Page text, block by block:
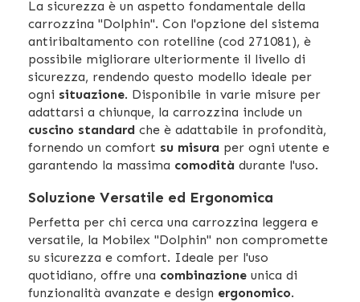
La sicurezza è un aspetto fondamentale della
carrozzina "Dolphin". Con l'opzione del sistema
antiribaltamento con rotelline (cod 271081), è
possibile migliorare ulteriormente il livello di
sicurezza, rendendo questo modello ideale per
ogni situazione. Disponibile in varie misure per
adattarsi a chiunque, la carrozzina include un
cuscino standard che è adattabile in profondità,
fornendo un comfort su misura per ogni utente e
garantendo la massima comodità durante l'uso.
Soluzione Versatile ed Ergonomica
Perfetta per chi cerca una carrozzina leggera e
versatile, la Mobilex "Dolphin" non compromette
su sicurezza e comfort. Ideale per l'uso
quotidiano, offre una combinazione unica di
funzionalità avanzate e design ergonomico.